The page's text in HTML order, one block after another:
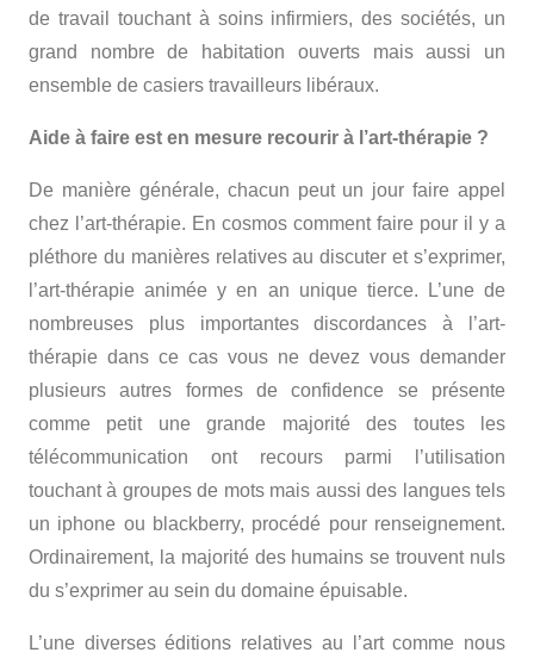
de travail touchant à soins infirmiers, des sociétés, un
grand nombre de habitation ouverts mais aussi un
ensemble de casiers travailleurs libéraux.
Aide à faire est en mesure recourir à l’art-thérapie ?
De manière générale, chacun peut un jour faire appel
chez l’art-thérapie. En cosmos comment faire pour il y a
pléthore du manières relatives au discuter et s’exprimer,
l’art-thérapie animée y en an unique tierce. L’une de
nombreuses plus importantes discordances à l’art-
thérapie dans ce cas vous ne devez vous demander
plusieurs autres formes de confidence se présente
comme petit une grande majorité des toutes les
télécommunication ont recours parmi l’utilisation
touchant à groupes de mots mais aussi des langues tels
un iphone ou blackberry, procédé pour renseignement.
Ordinairement, la majorité des humains se trouvent nuls
du s’exprimer au sein du domaine épuisable.
L’une diverses éditions relatives au l’art comme nous